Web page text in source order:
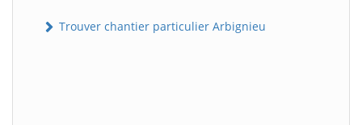
Trouver chantier particulier Arbignieu